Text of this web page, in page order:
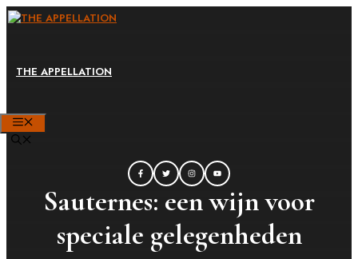
Ga
inhoud
THE APPELLATION
Sauternes: een wijn voor
speciale gelegenheden